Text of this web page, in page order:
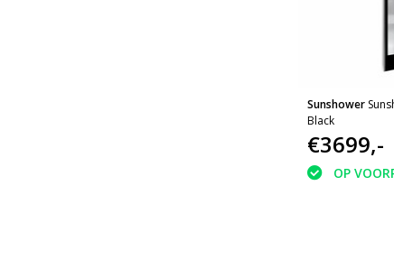
Sunshower
Black
€3699,-
OP